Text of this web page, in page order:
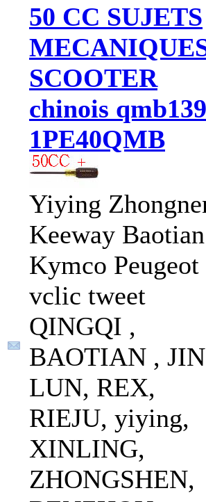
50 CC SUJETS
SCOOTER
chinois
1PE40QMB
Yiying
Keeway Baotian
Kymco Peugeot
vclic tweet
QINGQI ,
BAOTIAN , JIN
LUN, REX,
RIEJU, yiying,
XINLING,
ZHONGSHEN,